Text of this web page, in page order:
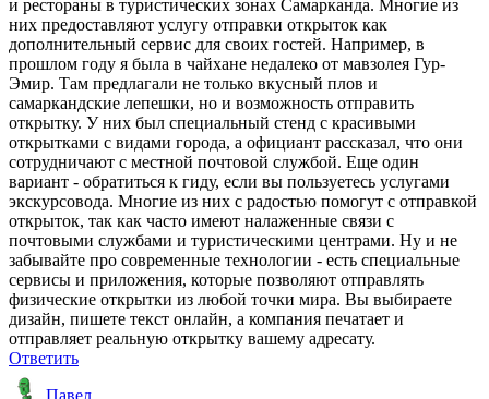
и рестораны в туристических зонах Самарканда. Многие из
них предоставляют услугу отправки открыток как
дополнительный сервис для своих гостей. Например, в
прошлом году я была в чайхане недалеко от мавзолея Гур-
Эмир. Там предлагали не только вкусный плов и
самаркандские лепешки, но и возможность отправить
открытку. У них был специальный стенд с красивыми
открытками с видами города, а официант рассказал, что они
сотрудничают с местной почтовой службой. Еще один
вариант - обратиться к гиду, если вы пользуетесь услугами
экскурсовода. Многие из них с радостью помогут с отправкой
открыток, так как часто имеют налаженные связи с
почтовыми службами и туристическими центрами. Ну и не
забывайте про современные технологии - есть специальные
сервисы и приложения, которые позволяют отправлять
физические открытки из любой точки мира. Вы выбираете
дизайн, пишете текст онлайн, а компания печатает и
отправляет реальную открытку вашему адресату.
Ответить
Павел